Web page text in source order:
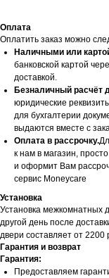
Оплата
Оплатить заказ можно
Наличными или
банковской картой
доставкой.
Безналичный расчёт
юридические
для бухгалтерии
выдаются вместе с
Оплата в рассрочку.
к нам в магазин,
и оформит Вам
сервис Moneycare
Установка
Установка межкомнатных
другой день после
двери составляет от 2200
Гарантия и возврат
Гарантия:
Предоставляем